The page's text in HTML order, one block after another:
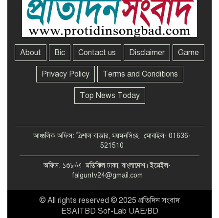
About Bic Contact us Disclaimer Game
Privacy Policy Terms and Conditions
Top News Today
আঞ্চলিক অফিস: ত্রিশাল বাজার, ময়মনসিংহ, মোবাইল- 01636-
521510
অফিস: ১৩৮/এ মতিঝিল ঢাকা, বাংলাদেশ। ইমেইল-
falguntv24@gmail.com
© All rights reserved © 2025 প্রতিদিন সংবাদ
ESAITBD Sof-Lab UAE/BD